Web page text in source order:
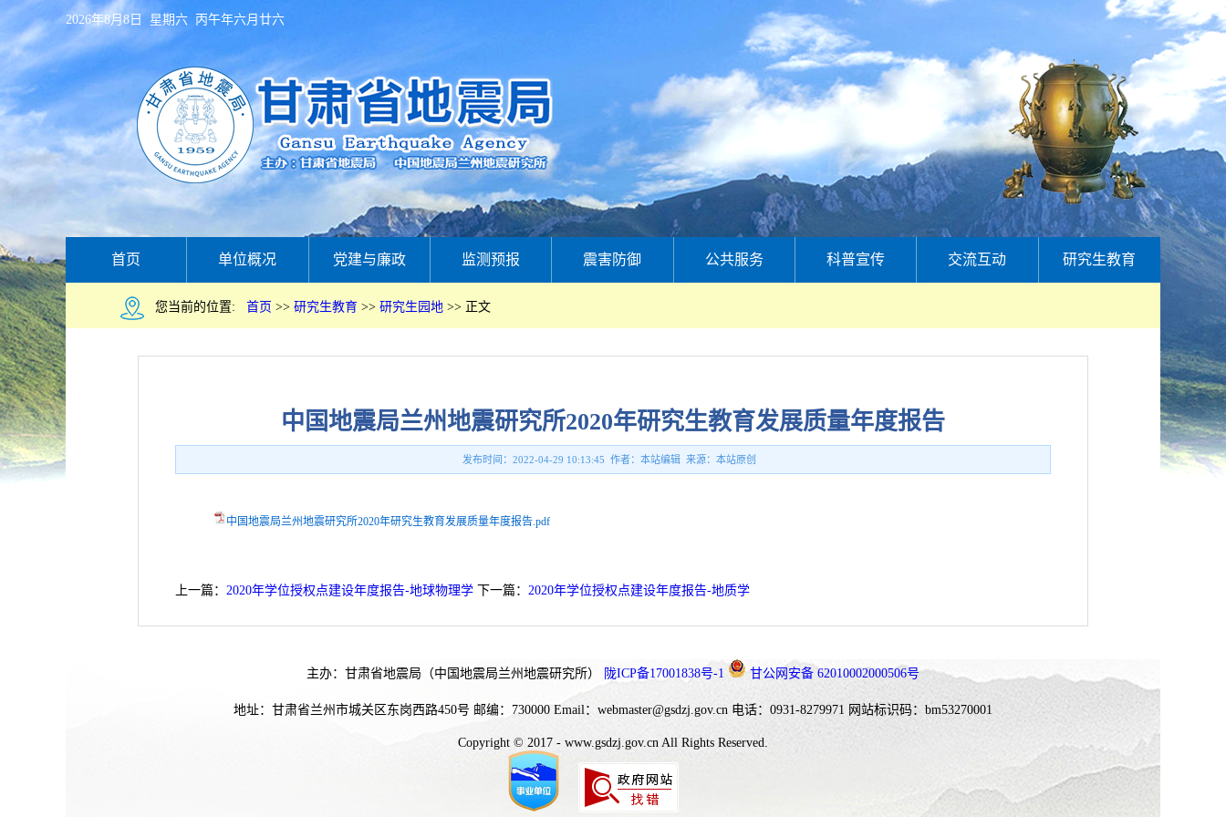
2026年8月8日 星期六 丙午年六月廿六
首页 单位概况 党建与廉政 监测预报 震害防御 公共服务 科普宣传 交流互动 研究生教育
您当前的位置: 首页 >> 研究生教育 >> 研究生园地 >> 正文
中国地震局兰州地震研究所2020年研究生教育发展质量年度报告
发布时间：2022-04-29 10:13:45 作者：本站编辑 来源：本站原创
中国地震局兰州地震研究所2020年研究生教育发展质量年度报告.pdf
上一篇： 2020年学位授权点建设年度报告-地球物理学 下一篇： 2020年学位授权点建设年度报告-地质学
主办：甘肃省地震局（中国地震局兰州地震研究所） 陇ICP备17001838号-1 甘公网安备 62010002000506号
地址：甘肃省兰州市城关区东岗西路450号 邮编：730000 Email：webmaster@gsdzj.gov.cn 电话：0931-8279971 网站标识码：bm53270001
Copyright © 2017 - www.gsdzj.gov.cn All Rights Reserved.